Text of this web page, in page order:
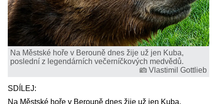
Na Městské hoře v Berouně dnes žije už jen Kuba,
poslední z legendárních večerníčkových medvědů.
Vlastimil Gottlieb
SDÍLEJ:
Na Městské hoře v Berouně dnes žije už jen Kuba,